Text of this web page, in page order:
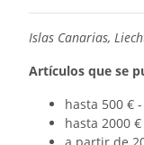
Islas Canarias,
Artículos que se
hasta 500 €
hasta 2000